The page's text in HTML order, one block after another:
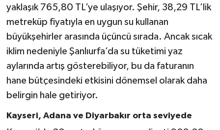
yaklaşık 765,80 TL’ye ulaşıyor. Şehir, 38,29 TL’lik
metreküp fiyatıyla en uygun su kullanan
büyükşehirler arasında üçüncü sırada. Ancak sıcak
iklim nedeniyle Şanlıurfa’da su tüketimi yaz
aylarında artış gösterebiliyor, bu da faturanın
hane bütçesindeki etkisini dönemsel olarak daha
belirgin hale getiriyor.
Kayseri, Adana ve Diyarbakır orta seviyede